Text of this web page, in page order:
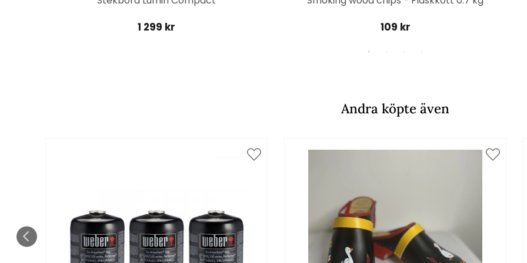
1 299 kr 109 kr
Andra köpte även